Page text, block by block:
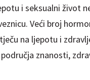
i seksualni život
Veći broj
na ljepotu i
znanosti,